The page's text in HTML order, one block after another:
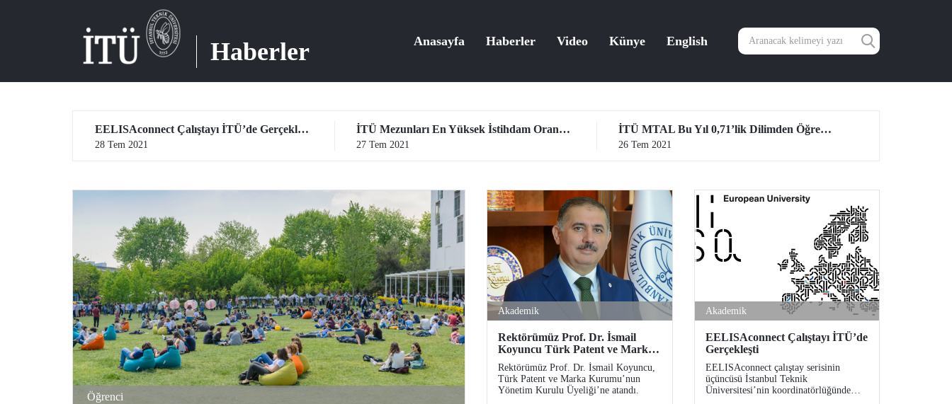
Haberler Anasayfa Haberler Video Künye English
EELISAconnect Çalıştayı İTÜ’de Gerçekleşti
28 Tem 2021
İTÜ Mezunları En Yüksek İstihdam Oranına Sahip
27 Tem 2021
İTÜ MTAL Bu Yıl 0,71’lik Dilimden Öğrenci Aldı
26 Tem 2021
Öğrenci
Akademik
Rektörümüz Prof. Dr. İsmail
Koyuncu Türk Patent ve Marka
Kurumu Yönetim Kurulu Üyesi
Rektörümüz Prof. Dr. İsmail Koyuncu,
Türk Patent ve Marka Kurumu’nun
Yönetim Kurulu Üyeliği’ne atandı.
Akademik
EELISAconnect Çalıştayı İTÜ’de
Gerçekleşti
EELISAconnect çalıştay serisinin
üçüncüsü İstanbul Teknik
Üniversitesi’nin koordinatörlüğünde